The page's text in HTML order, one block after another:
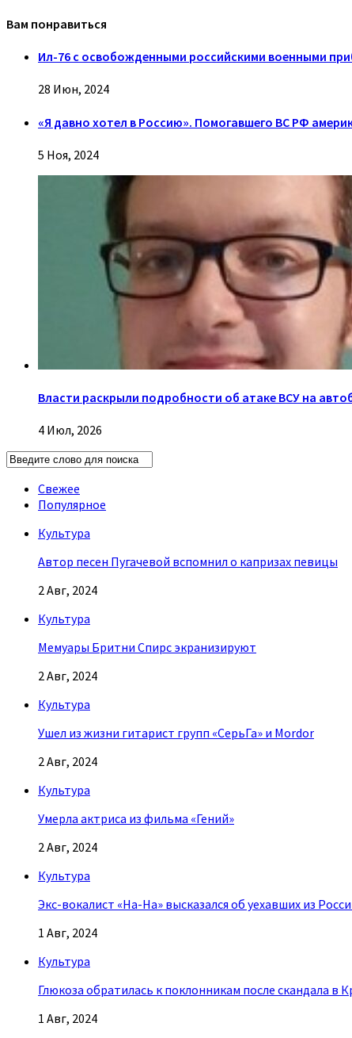
Вам понравиться
Ил-76 с освобожденными российскими военными
28 Июн, 2024
«Я давно хотел в Россию». Помогавшего ВС РФ
5 Ноя, 2024
Власти раскрыли подробности об атаке ВСУ на
4 Июл, 2026
Свежее
Популярное
Культура
Автор песен Пугачевой вспомнил о капризах певицы
2 Авг, 2024
Культура
Мемуары Бритни Спирс экранизируют
2 Авг, 2024
Культура
Ушел из жизни гитарист групп «СерьГа» и Mordor
2 Авг, 2024
Культура
Умерла актриса из фильма «Гений»
2 Авг, 2024
Культура
Экс-вокалист «На-На» высказался об уехавших из
1 Авг, 2024
Культура
Глюкоза обратилась к поклонникам после скандала в
1 Авг, 2024